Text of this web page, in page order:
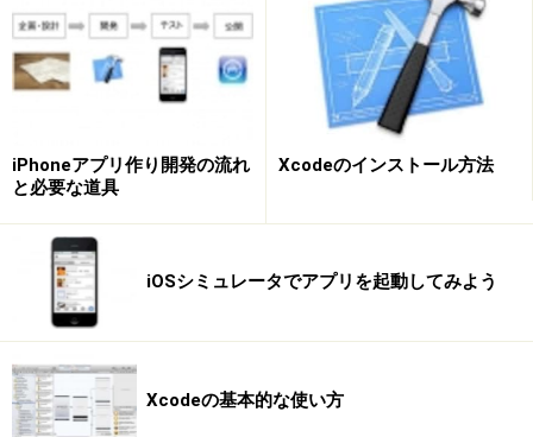
iPhoneアプリ作り開発の流れ
と必要な道具
Xcodeのインストール方法
iOSシミュレータでアプリを起動してみよう
Xcodeの基本的な使い方